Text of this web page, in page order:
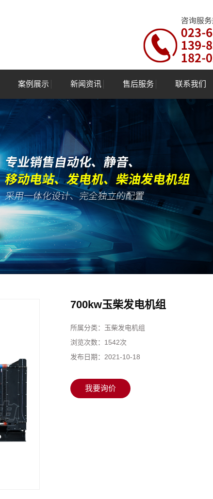
咨询服务热线：
023-6855-5381
139-8329-3737
案例展示
案例展示
新闻资讯
行业资讯
技术资讯
售后服务 联系我们
联系
700kw玉柴发电机组
所属分类： 玉柴发电机组
浏览次数： 1542次
发布日期： 2021-10-18
我要询价